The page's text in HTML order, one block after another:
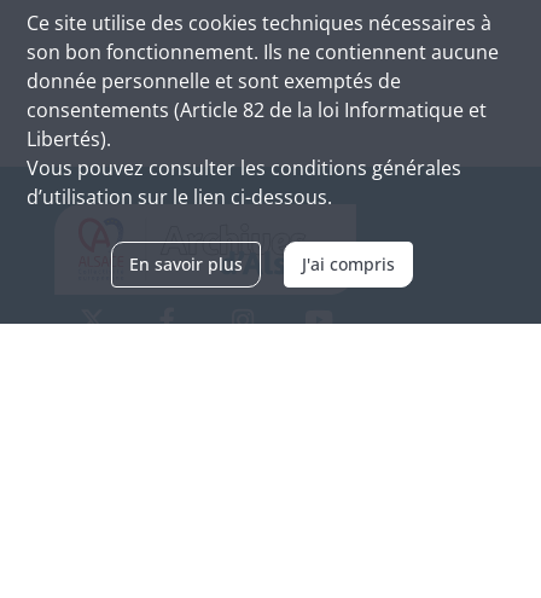
Ce site utilise des cookies techniques nécessaires à
son bon fonctionnement. Ils ne contiennent aucune
donnée personnelle et sont exemptés de
consentements (Article 82 de la loi Informatique et
Libertés).
Vous pouvez consulter les conditions générales
d’utilisation sur le lien ci-dessous.
En savoir plus J'ai compris